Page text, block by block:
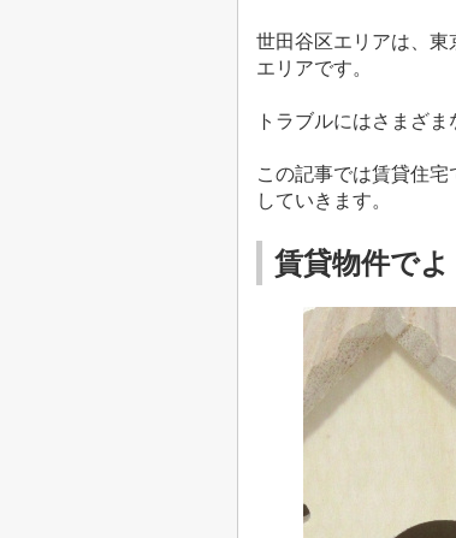
世田谷区エリアは、
エリアです。
トラブルにはさまざ
この記事では賃貸住
していきます。
賃貸物件で